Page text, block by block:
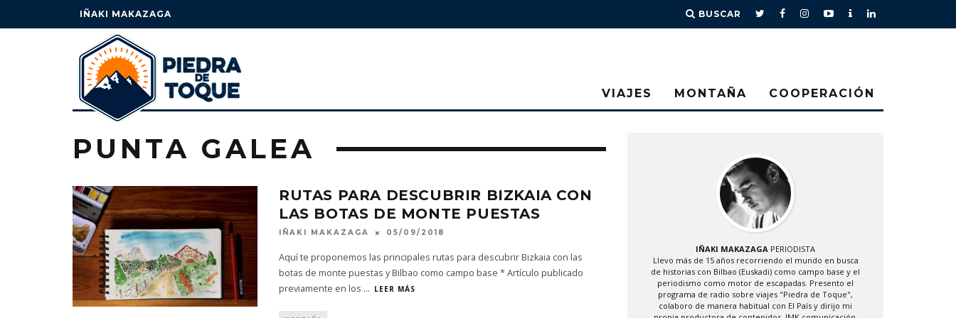
IÑAKI MAKAZAGA BUSCAR
VIAJES MONTAÑA COOPERACIÓN
PUNTA GALEA
RUTAS PARA DESCUBRIR BIZKAIA CON
LAS BOTAS DE MONTE PUESTAS
IÑAKI MAKAZAGA 05/09/2018
Aquí te proponemos las principales rutas para descubrir Bizkaia con las
botas de monte puestas y Bilbao como campo base * Artículo publicado
previamente en los ... LEER MÁS
IÑAKI MAKAZAGA PERIODISTA
Llevo más de 15 años recorriendo el mundo en busca
de historias con Bilbao (Euskadi) como campo base y el
periodismo como motor de escapadas. Presento el
programa de radio sobre viajes "Piedra de Toque",
colaboro de manera habitual con El País y dirijo mi